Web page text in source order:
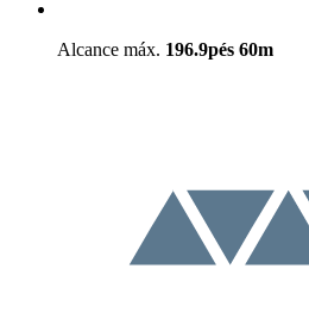
Alcance máx. 196.9pés 60m